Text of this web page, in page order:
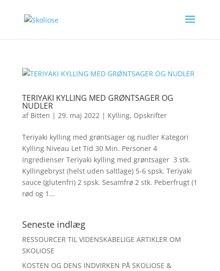
TERIYAKI KYLLING MED GRØNTSAGER OG
NUDLER
af Bitten | 29. maj 2022| Kylling, Opskrifter
Teriyaki kylling med grøntsager og nudler Kategori
Kylling Niveau Let Tid 30 Min. Personer 4
Ingredienser Teriyaki kylling med grøntsager 3 stk.
Kyllingebryst (helst uden saltlage) 5-6 spsk. Teriyaki
sauce (glutenfri) 2 spsk. Sesamfrø 2 stk. Peberfrugt (1
rød og 1...
Seneste indlæg
RESSOURCER TIL VIDENSKABELIGE ARTIKLER OM
SKOLIOSE
KOSTEN OG DENS INDVIRKEN PÅ SKOLIOSE &